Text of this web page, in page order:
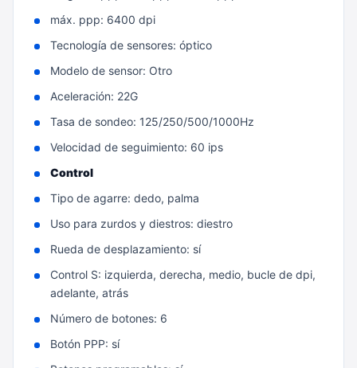
máx. ppp: 6400 dpi
Tecnología de sensores: óptico
Modelo de sensor: Otro
Aceleración: 22G
Tasa de sondeo: 125/250/500/1000Hz
Velocidad de seguimiento: 60 ips
Control
Tipo de agarre: dedo, palma
Uso para zurdos y diestros: diestro
Rueda de desplazamiento: sí
Control S: izquierda, derecha, medio, bucle de dpi,
adelante, atrás
Número de botones: 6
Botón PPP: sí